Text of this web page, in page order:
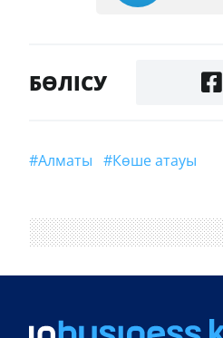
БӨЛІСУ
#Алматы #көше атауы